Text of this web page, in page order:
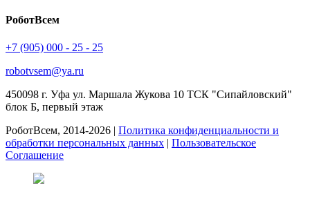
РоботВсем
+7 (905) 000 - 25 - 25
robotvsem@ya.ru
450098 г. Уфа ул. Маршала Жукова 10 ТСК "Сипайловский"
блок Б, первый этаж
РоботВсем, 2014-2026 | Политика конфиденциальности и
обработки персональных данных | Пользовательское
Соглашение